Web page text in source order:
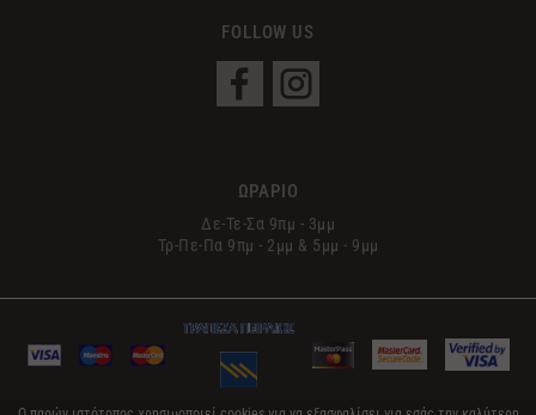
FOLLOW US
ΩΡΑΡΙΟ
Δε-Τε-Σα 9πμ - 3μμ
Τρ-Πε-Πα 9πμ - 2μμ & 5μμ - 9μμ